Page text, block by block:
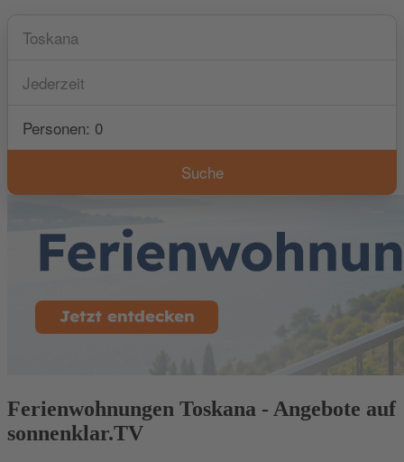
Ferienwohnungen Toskana - Angebote auf
sonnenklar.TV